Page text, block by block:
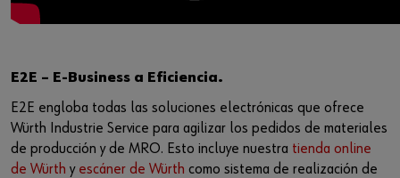
E2E – E-Business a Eficiencia.
E2E engloba todas las soluciones electrónicas que ofrece
Würth Industrie Service para agilizar los pedidos de materiales
de producción y de MRO. Esto incluye nuestra tienda online
de Würth y escáner de Würth como sistema de realización de